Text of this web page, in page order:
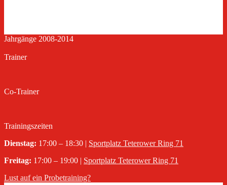
Jahrgänge 2008-2014
Trainer
Co-Trainer
Trainingszeiten
Dienstag: 17:00 – 18:30 | Sportplatz Teterower Ring 71
Freitag: 17:00 – 19:00 | Sportplatz Teterower Ring 71
Lust auf ein Probetraining?